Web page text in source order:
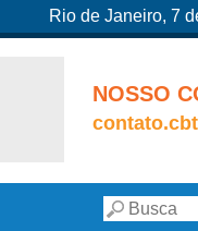
Rio de Janeiro, 7
NOSSO